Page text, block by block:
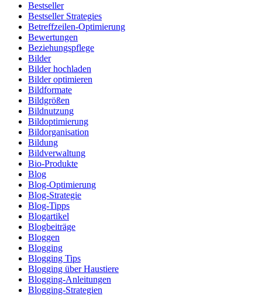
Bestseller
Bestseller Strategies
Betreffzeilen-Optimierung
Bewertungen
Beziehungspflege
Bilder
Bilder hochladen
Bilder optimieren
Bildformate
Bildgrößen
Bildnutzung
Bildoptimierung
Bildorganisation
Bildung
Bildverwaltung
Bio-Produkte
Blog
Blog-Optimierung
Blog-Strategie
Blog-Tipps
Blogartikel
Blogbeiträge
Bloggen
Blogging
Blogging Tips
Blogging über Haustiere
Blogging-Anleitungen
Blogging-Strategien